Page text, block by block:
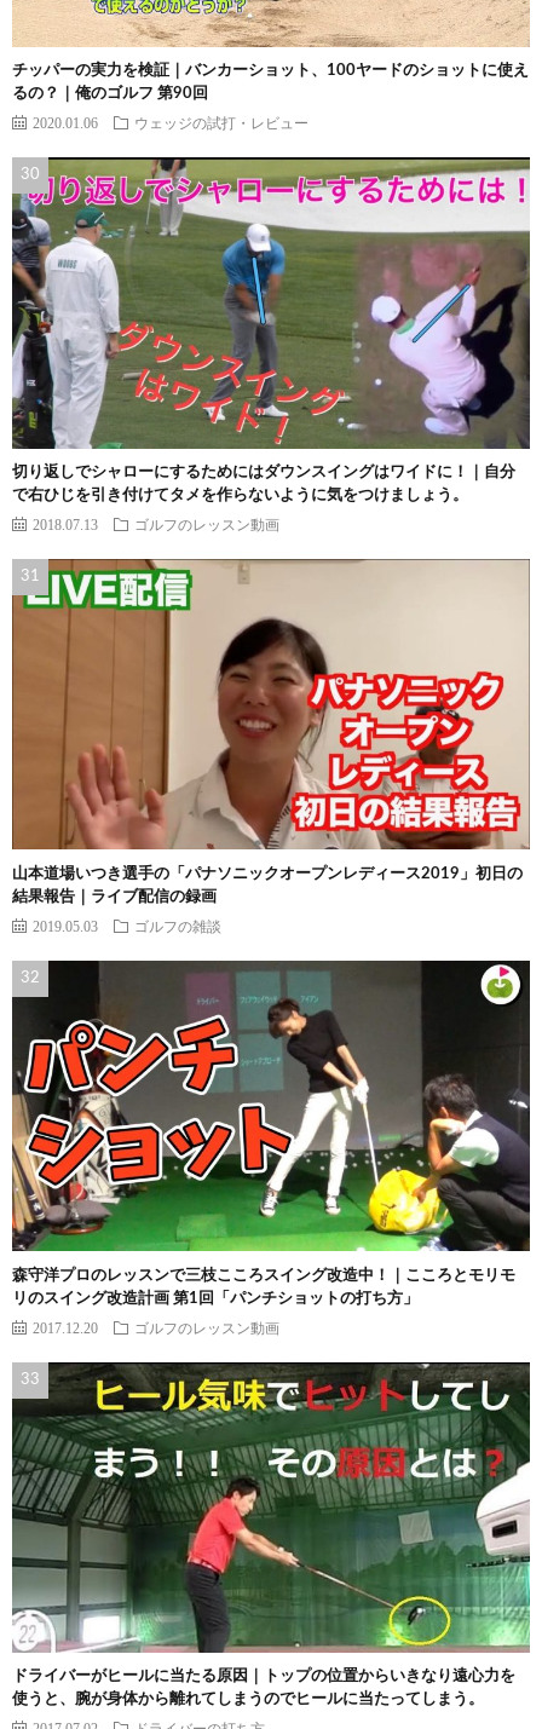
チッパーの実力を検証｜バンカーショット、100ヤードのショットに使え
るの？｜俺のゴルフ 第90回
2020.01.06 ウェッジの試打・レビュー
切り返しでシャローにするためにはダウンスイングはワイドに！｜自分
で右ひじを引き付けてタメを作らないように気をつけましょう。
2018.07.13 ゴルフのレッスン動画
山本道場いつき選手の「パナソニックオープンレディース2019」初日の
結果報告｜ライブ配信の録画
2019.05.03 ゴルフの雑談
森守洋プロのレッスンで三枝こころスイング改造中！｜こころとモリモ
リのスイング改造計画 第1回「パンチショットの打ち方」
2017.12.20 ゴルフのレッスン動画
ドライバーがヒールに当たる原因｜トップの位置からいきなり遠心力を
使うと、腕が身体から離れてしまうのでヒールに当たってしまう。